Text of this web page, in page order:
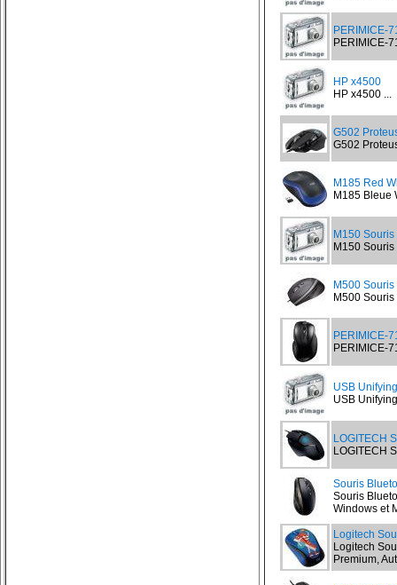
PERIMICE-
PERIMICE-
HP x4500
HP x4500 ...
G502
G502
M185 Red
M185 Bleue
M150
M150
M500
M500
PERIMICE-
PERIMICE-
USB
USB
LOGITECH
LOGITECH
Souris
Souris
Windows et
Logitech
Logitech
Premium,